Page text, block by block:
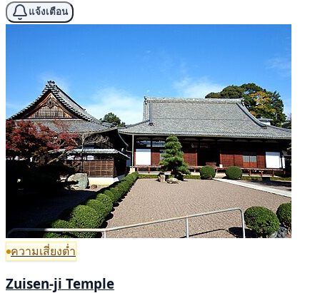
แจ้งเตือน
ความเสี่ยงต่ำ
Zuisen-ji Temple